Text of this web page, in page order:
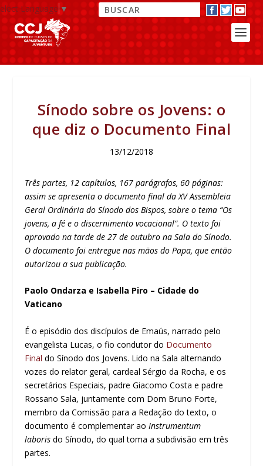
Language▼
Sínodo sobre os Jovens: o
que diz o Documento Final
13/12/2018
Três partes, 12 capítulos, 167 parágrafos, 60 páginas:
assim se apresenta o documento final da XV Assembleia
Geral Ordinária do Sínodo dos Bispos, sobre o tema “Os
jovens, a fé e o discernimento vocacional”. O texto foi
aprovado na tarde de 27 de outubro na Sala do Sínodo.
O documento foi entregue nas mãos do Papa, que então
autorizou a sua publicação.
Paolo Ondarza e Isabella Piro – Cidade do
Vaticano
É o episódio dos discípulos de Emaús, narrado pelo
evangelista Lucas, o fio condutor do Documento
Final do Sínodo dos Jovens. Lido na Sala alternando
vozes do relator geral, cardeal Sérgio da Rocha, e os
secretários Especiais, padre Giacomo Costa e padre
Rossano Sala, juntamente com Dom Bruno Forte,
membro da Comissão para a Redação do texto, o
documento é complementar ao Instrumentum
laborisdo Sínodo, do qual toma a subdivisão em três
partes.